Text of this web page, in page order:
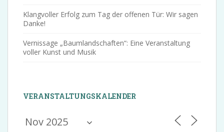
Klangvoller Erfolg zum Tag der offenen Tür: Wir sagen
Danke!
Vernissage „Baumlandschaften“: Eine Veranstaltung
voller Kunst und Musik
VERANSTALTUNGSKALENDER